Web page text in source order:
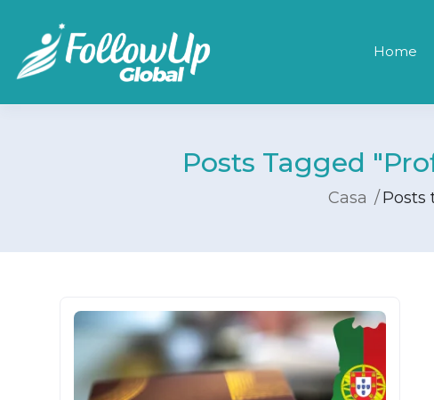
Home
Posts Tagged
Casa Posts